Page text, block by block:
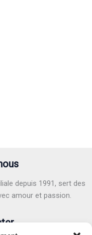
depuis 1991, sert des
amour et passion.